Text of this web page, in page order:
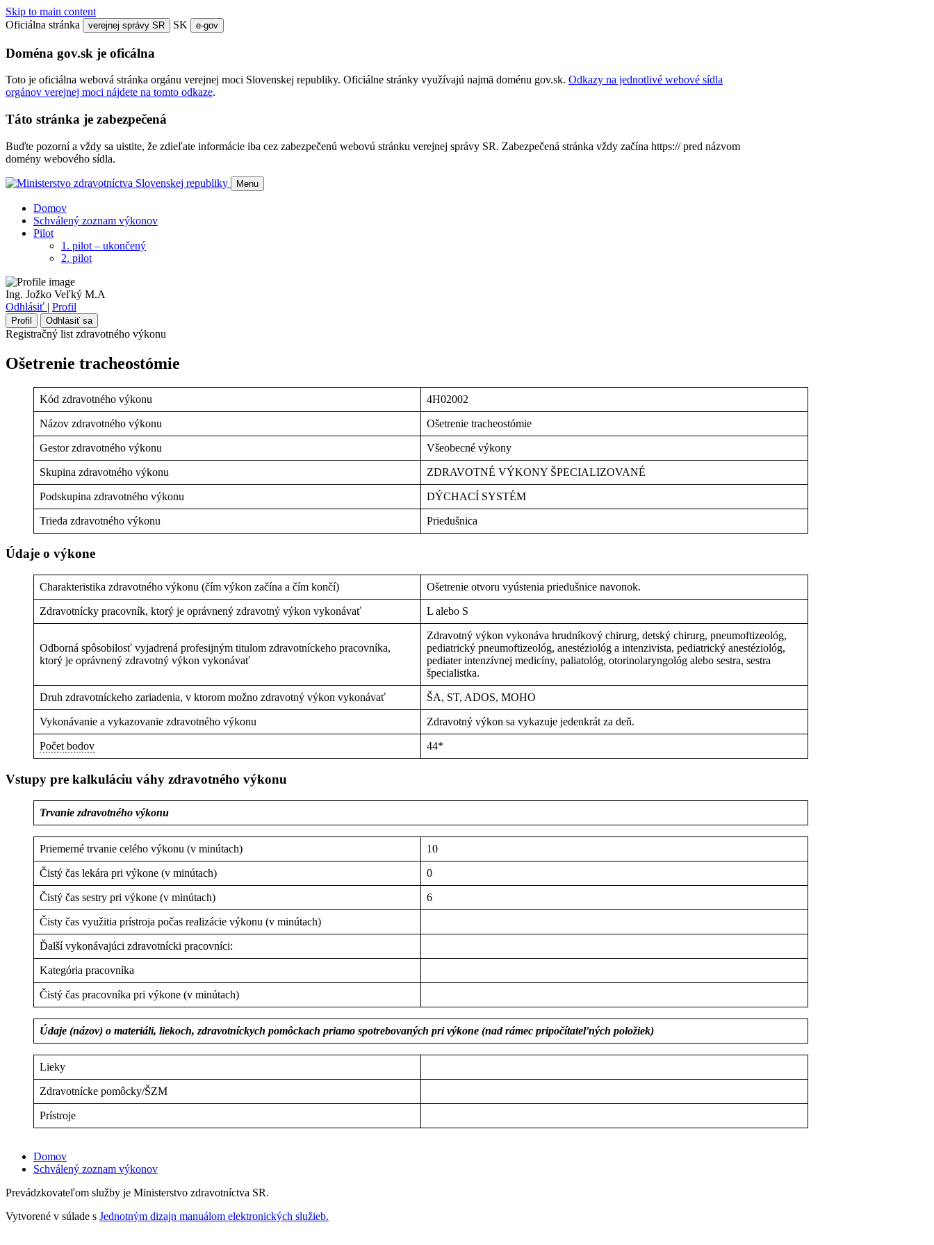
Skip to main content
Oficiálna stránka
verejnej správy SR SK e-gov
Doména gov.sk je oficálna
Toto je oficiálna webová stránka orgánu verejnej moci Slovenskej republiky. Oficiálne stránky využívajú najmä doménu gov.sk. Odkazy na jednotlivé webové sídla
orgánov verejnej moci nájdete na tomto odkaze.
Táto stránka je zabezpečená
Buďte pozorní a vždy sa uistite, že zdieľate informácie iba cez zabezpečenú webovú stránku verejnej správy SR. Zabezpečená stránka vždy začína https:// pred názvom
domény webového sídla.
Menu
Domov
Schválený zoznam výkonov
Pilot
1. pilot – ukončený
2. pilot
Ing. Jožko Veľký M.A
Odhlásiť | Profil
Profil Odhlásiť sa
Registračný list zdravotného výkonu
Ošetrenie tracheostómie
Kód zdravotného výkonu 4H02002
Názov zdravotného výkonu Ošetrenie tracheostómie
Gestor zdravotného výkonu Všeobecné výkony
Skupina zdravotného výkonu ZDRAVOTNÉ VÝKONY ŠPECIALIZOVANÉ
Podskupina zdravotného výkonu DÝCHACÍ SYSTÉM
Trieda zdravotného výkonu Priedušnica
Údaje o výkone
Charakteristika zdravotného výkonu (čím výkon začína a čím končí) Ošetrenie otvoru vyústenia priedušnice navonok.
Zdravotnícky pracovník, ktorý je oprávnený zdravotný výkon vykonávať L alebo S
Odborná spôsobilosť vyjadrená profesijným titulom zdravotníckeho pracovníka,
ktorý je oprávnený zdravotný výkon vykonávať
Zdravotný výkon vykonáva hrudníkový chirurg, detský chirurg, pneumoftizeológ,
pediatrický pneumoftizeológ, anestéziológ a intenzivista, pediatrický anestéziológ,
pediater intenzívnej medicíny, paliatológ, otorinolaryngológ alebo sestra, sestra
špecialistka.
Druh zdravotníckeho zariadenia, v ktorom možno zdravotný výkon vykonávať ŠA, ST, ADOS, MOHO
Vykonávanie a vykazovanie zdravotného výkonu Zdravotný výkon sa vykazuje jedenkrát za deň.
Počet bodov 44*
Vstupy pre kalkuláciu váhy zdravotného výkonu
Trvanie zdravotného výkonu
Priemerné trvanie celého výkonu (v minútach) 10
Čistý čas lekára pri výkone (v minútach) 0
Čistý čas sestry pri výkone (v minútach) 6
Čisty čas využitia prístroja počas realizácie výkonu (v minútach)
Ďalší vykonávajúci zdravotnícki pracovníci:
Kategória pracovníka
Čistý čas pracovníka pri výkone (v minútach)
Údaje (názov) o materiáli, liekoch, zdravotníckych pomôckach priamo spotrebovaných pri výkone (nad rámec pripočítateľných položiek)
Lieky
Zdravotnícke pomôcky/ŠZM
Prístroje
Domov
Schválený zoznam výkonov
Prevádzkovateľom služby je Ministerstvo zdravotníctva SR.
Vytvorené v súlade s Jednotným dizajn manuálom elektronických služieb.